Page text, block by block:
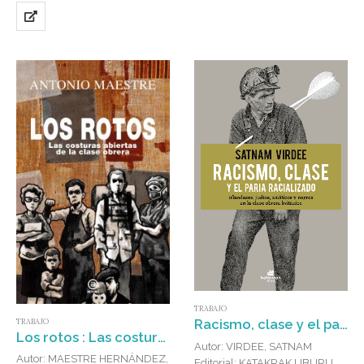
TRABAJO
Los rotos : Las costuras abiertas de la clase obrera
Autor: MAESTRE HERNÁNDEZ,
TRABAJO
Racismo, clase y el paria racializado : Irlandeses, judíos, asiáticos y negros en la clase obrera británica
Autor: VIRDEE, SATNAM